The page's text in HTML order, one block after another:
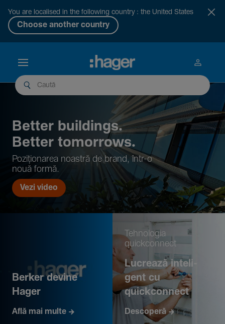
You are localised in the following country : the United States
Choose another country
Better buil­dings.
Better tomor­rows.
Pozi­țio­narea noastră de brand, într-o
nouă formă.
Vezi video
Berker devine
Hager
Află mai multe
Tehno­logia
quickconnect
Lucrează inte­li­
gent cu
quickconnect
Descoperă